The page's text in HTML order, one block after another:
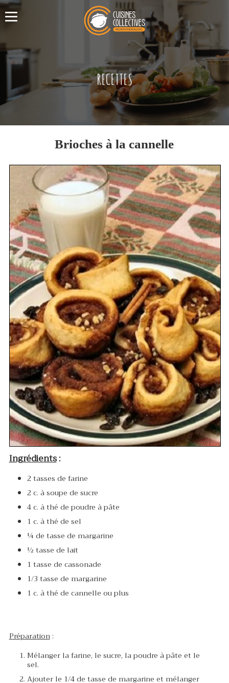
RECETTES
Brioches à la cannelle
Ingrédients:
2 tasses de farine
2 c. à soupe de sucre
4 c. à thé de poudre à pâte
1 c. à thé de sel
¼ de tasse de margarine
½ tasse de lait
1 tasse de cassonade
1/3 tasse de margarine
1 c. à thé de cannelle ou plus
Préparation:
Mélanger la farine, le sucre, la poudre à pâte et le
sel.
Ajouter le 1/4 de tasse de margarine et mélanger